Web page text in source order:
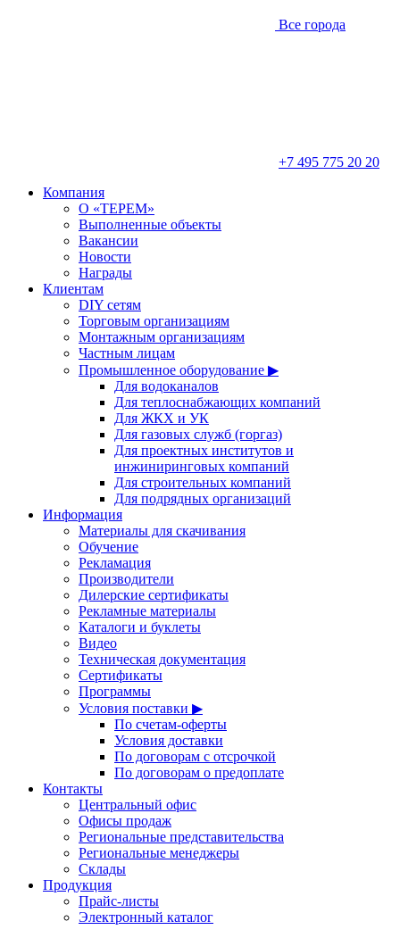
Все города
+7 495 775 20 20
Компания
О «ТЕРЕМ»
Выполненные объекты
Вакансии
Новости
Награды
Клиентам
DIY сетям
Торговым организациям
Монтажным организациям
Частным лицам
Промышленное оборудование ▶
Для водоканалов
Для теплоснабжающих компаний
Для ЖКХ и УК
Для газовых служб (горгаз)
Для проектных институтов и
инжиниринговых компаний
Для строительных компаний
Для подрядных организаций
Информация
Материалы для скачивания
Обучение
Рекламация
Производители
Дилерские сертификаты
Рекламные материалы
Каталоги и буклеты
Видео
Техническая документация
Сертификаты
Программы
Условия поставки ▶
По счетам-оферты
Условия доставки
По договорам с отсрочкой
По договорам о предоплате
Контакты
Центральный офис
Офисы продаж
Региональные представительства
Региональные менеджеры
Склады
Продукция
Прайс-листы
Электронный каталог